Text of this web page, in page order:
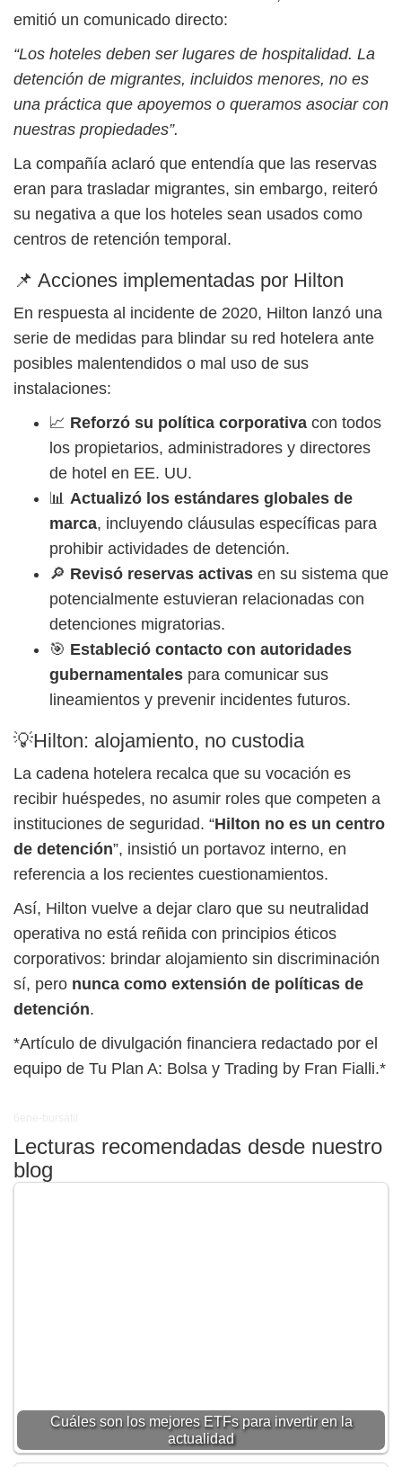
emitió un comunicado directo:
“Los hoteles deben ser lugares de hospitalidad. La
detención de migrantes, incluidos menores, no es
una práctica que apoyemos o queramos asociar con
nuestras propiedades”.
La compañía aclaró que entendía que las reservas
eran para trasladar migrantes, sin embargo, reiteró
su negativa a que los hoteles sean usados como
centros de retención temporal.
📌 Acciones implementadas por Hilton
En respuesta al incidente de 2020, Hilton lanzó una
serie de medidas para blindar su red hotelera ante
posibles malentendidos o mal uso de sus
instalaciones:
📈 Reforzó su política corporativa con todos
los propietarios, administradores y directores
de hotel en EE. UU.
📊 Actualizó los estándares globales de
marca, incluyendo cláusulas específicas para
prohibir actividades de detención.
🔎 Revisó reservas activas en su sistema que
potencialmente estuvieran relacionadas con
detenciones migratorias.
🎯 Estableció contacto con autoridades
gubernamentales para comunicar sus
lineamientos y prevenir incidentes futuros.
💡Hilton: alojamiento, no custodia
La cadena hotelera recalca que su vocación es
recibir huéspedes, no asumir roles que competen a
instituciones de seguridad. “Hilton no es un centro
de detención”, insistió un portavoz interno, en
referencia a los recientes cuestionamientos.
Así, Hilton vuelve a dejar claro que su neutralidad
operativa no está reñida con principios éticos
corporativos: brindar alojamiento sin discriminación
sí, pero nunca como extensión de políticas de
detención.
*Artículo de divulgación financiera redactado por el
equipo de Tu Plan A: Bolsa y Trading by Fran Fialli.*
Lecturas recomendadas desde nuestro
blog
Cuáles son los mejores ETFs para invertir en la
actualidad